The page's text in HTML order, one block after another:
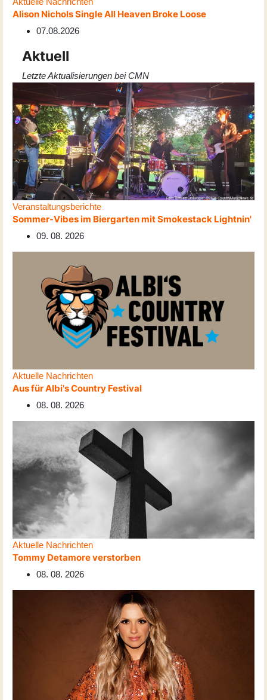
Alison Nichols Single All Heaven Broke Loose
07.08.2026
Aktuell
Letzte Aktualisierungen bei CMN
Veranstaltungsberichte
Sommer-Vibes im Biergarten mit Smokestack Lightnin'
09. 08. 2026
Aktuelle Nachrichten
Aus für Albi's Country Festival
08. 08. 2026
Aktuelle Nachrichten
Tommy Detamore verstorben
08. 08. 2026